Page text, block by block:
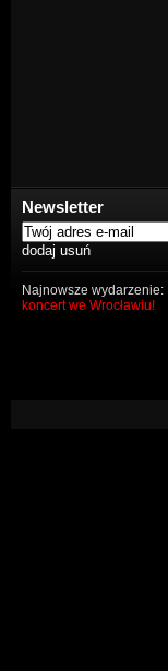
Newsletter
Najnowsze wydarzenie:
koncert we Wrocławiu!